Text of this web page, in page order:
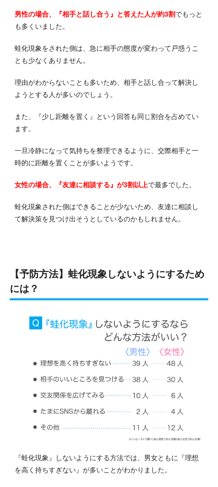
男性の場合、『相手と話し合う』と答えた人が約3割でもっと
も多くいました。
蛙化現象をされた側は、急に相手の態度が変わって戸惑うこ
とも少なくありません。
理由がわからないことも多いため、相手と話し合って解決し
ようとする人が多いのでしょう。
また、『少し距離を置く』という回答も同じ割合を占めてい
ます。
一旦冷静になって気持ちを整理できるように、交際相手と一
時的に距離を置くことが多いようです。
女性の場合、『友達に相談する』が3割以上で最多でした。
蛙化現象された側はできることが少ないため、友達に相談し
て解決策を見つけ出そうとしているのかもしれません。
【予防方法】蛙化現象しないようにするため
には？
『蛙化現象』しないようにする方法では、男女ともに『理想
を高く持ちすぎない』が多いことがわかりました。